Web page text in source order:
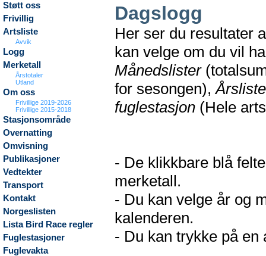
Støtt oss
Frivillig
Artsliste
Avvik
Logg
Merketall
Årstotaler
Utland
Om oss
Frivillige 2019-2026
Frivillige 2015-2018
Stasjonsområde
Overnatting
Omvisning
Publikasjoner
Vedtekter
Transport
Kontakt
Norgeslisten
Lista Bird Race regler
Fuglestasjoner
Fuglevakta
Dagslogg
Her ser du resultater
kan velge om du vil
Månedslister
for sesongen),
fuglestasjon (Hele
- De klikkbare blå
merketall.
- Du kan velge år og
kalenderen.
- Du kan trykke på en